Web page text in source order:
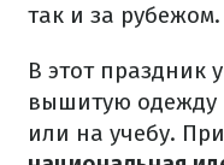
так и за рубежом.
В этот праздник
вышитую одежду
или на учебу.